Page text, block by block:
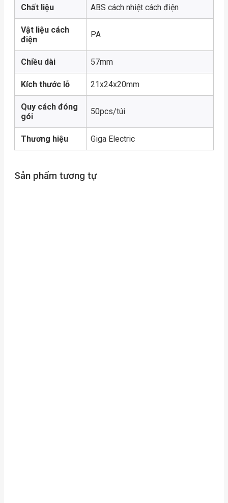
Chất liệu ABS cách nhiệt cách điện
Vật liệu cách
điện
PA
Chiều dài 57mm
Kích thước lỗ 21x24x20mm
Quy cách đóng
gói
50pcs/túi
Thương hiệu Giga Electric
Sản phẩm tương tự